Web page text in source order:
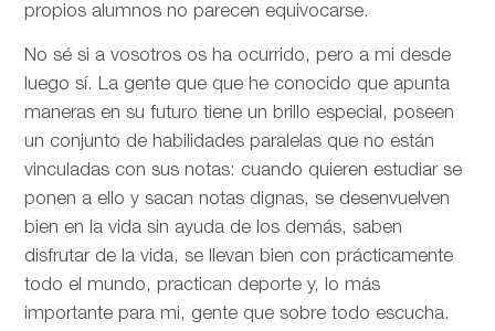
propios alumnos no parecen equivocarse.
No sé si a vosotros os ha ocurrido, pero a mi desde
luego sí. La gente que que he conocido que apunta
maneras en su futuro tiene un brillo especial, poseen
un conjunto de habilidades paralelas que no están
vinculadas con sus notas: cuando quieren estudiar se
ponen a ello y sacan notas dignas, se desenvuelven
bien en la vida sin ayuda de los demás, saben
disfrutar de la vida, se llevan bien con prácticamente
todo el mundo, practican deporte y, lo más
importante para mi, gente que sobre todo escucha.